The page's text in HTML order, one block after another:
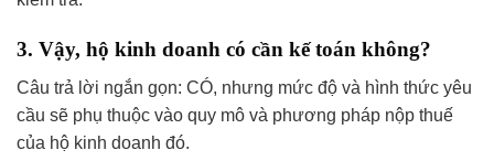
3. Vậy, hộ kinh doanh có cần kế toán không?
Câu trả lời ngắn gọn: CÓ, nhưng mức độ và hình thức yêu
cầu sẽ phụ thuộc vào quy mô và phương pháp nộp thuế
của hộ kinh doanh đó.